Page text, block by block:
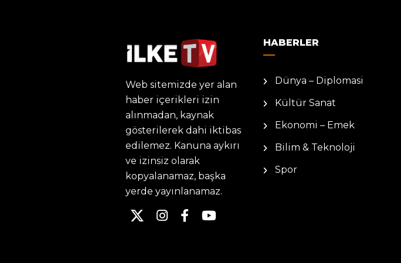
Web sitemizde yer alan
haber içerikleri izin
alınmadan, kaynak
gösterilerek dahi iktibas
edilemez. Kanuna aykırı
ve izinsiz olarak
kopyalanamaz, başka
yerde yayınlanamaz.
HABERLER
Dünya – Diplomasi
Kültür Sanat
Ekonomi – Emek
Bilim & Teknoloji
Spor